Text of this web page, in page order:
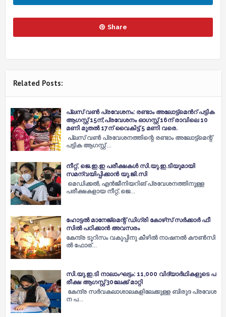
Share
Related Posts:
പ്ലസ് വണ്‍ പ്രവേശനം: രണ്ടാം അലോട്ട്മെന്‍റ് പട്ടിക
ആഗസ്റ്റ് 15ന്;പ്രവേശനം ഓഗസ്റ്റ് 16ന് രാവിലെ 10
മണി മുതൽ 17ന് വൈകിട്ട് 5 മണി വരെ.
പ്ലസ് വണ്‍ പ്രവേശനത്തിന്റെ രണ്ടാം അലോട്ട്മെന്റ്
പട്ടിക ആഗസ്റ്റ് …
നീറ്റ്, ജെ.ഇ.ഇ പരീക്ഷകള്‍ സി.യു.ഇ.ടിയുമായി
സമന്വയിപ്പിക്കാന്‍ യു.ജി.സി
മെഡിക്കല്‍, എന്‍ജീനിയറിങ് പ്രവേശനത്തിനുള്ള
പരീക്ഷകളായ നീറ്റ്, ജെ…
ഹോ​ട്ട​ല്‍ മാ​നേ​ജ്‌​മെ​ന്റ് ഡി​ഗ്രി കോ​ഴ്‌​സ് സ​ര്‍ക്കാ​ര്‍ ‍ഫീ​
സി​ല്‍ പ​ഠി​ക്കാ​ന്‍ അ​വ​സ​രം
കേ​ന്ദ്ര ടൂ​റി​സം വ​കു​പ്പി​നു കീ​ഴി​ല്‍ നാ​ഷ​ന​ല്‍ കൗ​ണ്‍സി​
ല്‍ ഫോ​ര്…
സി.​യു.​ഇ.​ടി നാ​ലാം​ഘ​ട്ടം: 11,000 വി​ദ്യാ​ര്‍​ഥി​ക​ളു​ടെ പ​
രീ​ക്ഷ ആ​ഗ​സ്റ്റ് 30ലേ​ക്ക് മാ​റ്റി
കേ​ന്ദ്ര സ​ര്‍​വ​ക​ലാ​ശാ​ല​ക​ളി​ലേ​ക്കു​ള്ള ബി​രു​ദ പ്ര​വേ​ശ​
ന പ…